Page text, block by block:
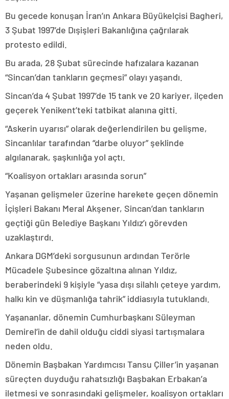
Bu gecede konuşan İran’ın Ankara Büyükelçisi Bagheri,
3 Şubat 1997’de Dışişleri Bakanlığına çağrılarak
protesto edildi.
Bu arada, 28 Şubat sürecinde hafızalara kazanan
“Sincan’dan tankların geçmesi” olayı yaşandı.
Sincan’da 4 Şubat 1997’de 15 tank ve 20 kariyer, ilçeden
geçerek Yenikent’teki tatbikat alanına gitti.
“Askerin uyarısı” olarak değerlendirilen bu gelişme,
Sincanlılar tarafından “darbe oluyor” şeklinde
algılanarak, şaşkınlığa yol açtı.
“Koalisyon ortakları arasında sorun”
Yaşanan gelişmeler üzerine harekete geçen dönemin
İçişleri Bakanı Meral Akşener, Sincan’dan tankların
geçtiği gün Belediye Başkanı Yıldız’ı görevden
uzaklaştırdı.
Ankara DGM’deki sorgusunun ardından Terörle
Mücadele Şubesince gözaltına alınan Yıldız,
beraberindeki 9 kişiyle “yasa dışı silahlı çeteye yardım,
halkı kin ve düşmanlığa tahrik” iddiasıyla tutuklandı.
Yaşananlar, dönemin Cumhurbaşkanı Süleyman
Demirel’in de dahil olduğu ciddi siyasi tartışmalara
neden oldu.
Dönemin Başbakan Yardımcısı Tansu Çiller’in yaşanan
süreçten duyduğu rahatsızlığı Başbakan Erbakan’a
iletmesi ve sonrasındaki gelişmeler, koalisyon ortakları